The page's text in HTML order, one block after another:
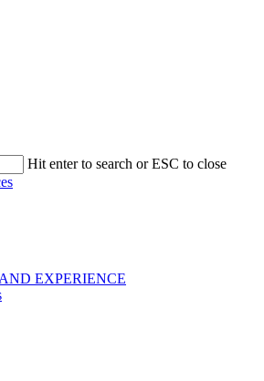
Hit enter to search or ESC to close
EXPERIENCE